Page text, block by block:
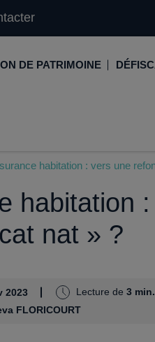
DE PATRIMOINE
sa retraite
de patrimoine
LMNP
habitation : vers une
habitation
nat » ?
2023 Lecture de 3 min.
FLORICOURT